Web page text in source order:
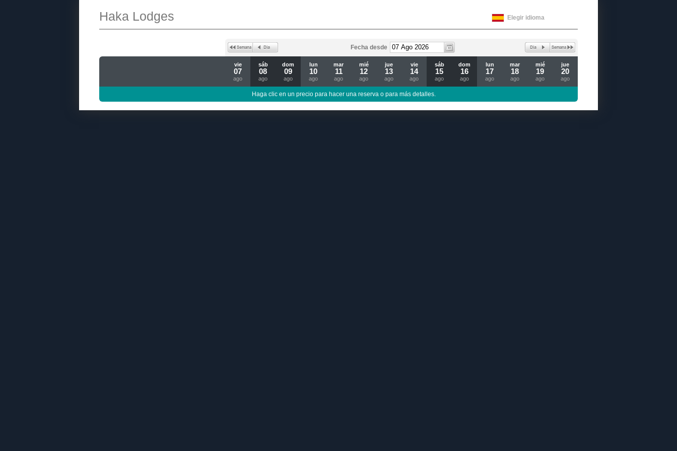
Elegir idioma
Haka Lodges
Fecha desde
vie
07
ago
sáb
08
ago
dom
09
ago
lun
10
ago
mar
11
ago
mié
12
ago
jue
13
ago
vie
14
ago
sáb
15
ago
dom
16
ago
lun
17
ago
mar
18
ago
mié
19
ago
jue
20
ago
Haga clic en un precio para hacer una reserva o para más detalles.